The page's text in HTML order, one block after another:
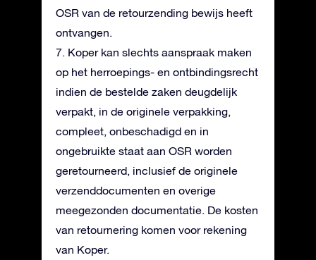
OSR van de retourzending bewijs heeft
ontvangen.
7. Koper kan slechts aanspraak maken
op het herroepings- en ontbindingsrecht
indien de bestelde zaken deugdelijk
verpakt, in de originele verpakking,
compleet, onbeschadigd en in
ongebruikte staat aan OSR worden
geretourneerd, inclusief de originele
verzenddocumenten en overige
meegezonden documentatie. De kosten
van retournering komen voor rekening
van Koper.